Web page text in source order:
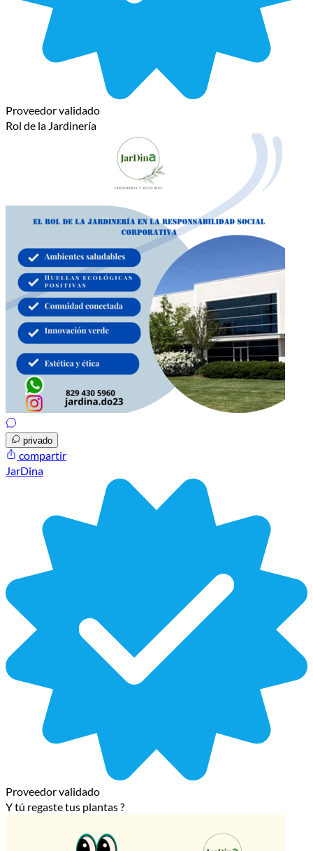
Proveedor validado
Rol de la Jardinería
privado
compartir
JarDina
Proveedor validado
Y tú regaste tus plantas ?